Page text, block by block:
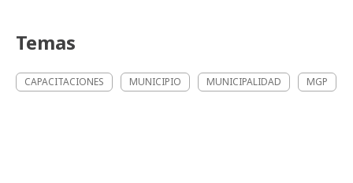
Temas
CAPACITACIONES MUNICIPIO MUNICIPALIDAD MGP